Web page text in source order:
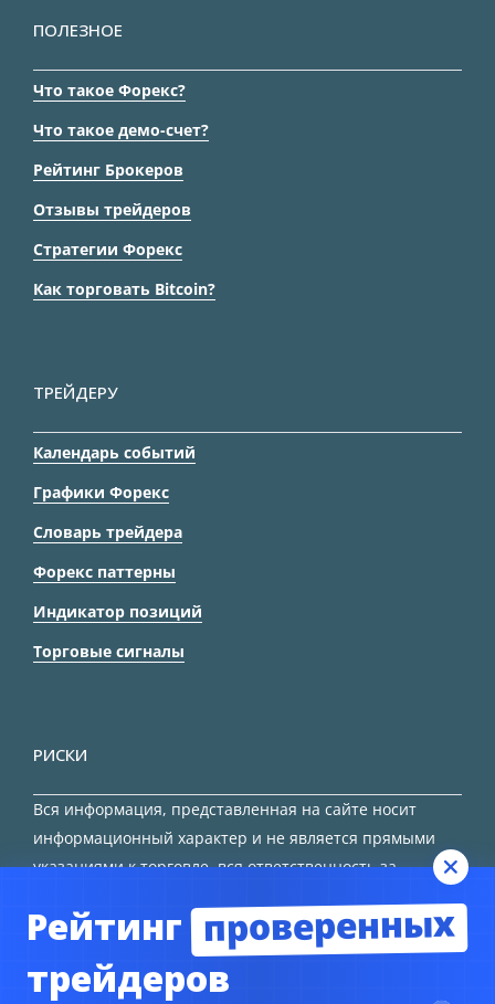
ПОЛЕЗНОЕ
Что такое Форекс?
Что такое демо-счет?
Рейтинг Брокеров
Отзывы трейдеров
Стратегии Форекс
Как торговать Bitcoin?
ТРЕЙДЕРУ
Календарь событий
Графики Форекс
Словарь трейдера
Форекс паттерны
Индикатор позиций
Торговые сигналы
РИСКИ
Вся информация, представленная на сайте носит
информационный характер и не является прямыми
указаниями к торговле, вся ответственность за
Рейтинг проверенных
трейдеров